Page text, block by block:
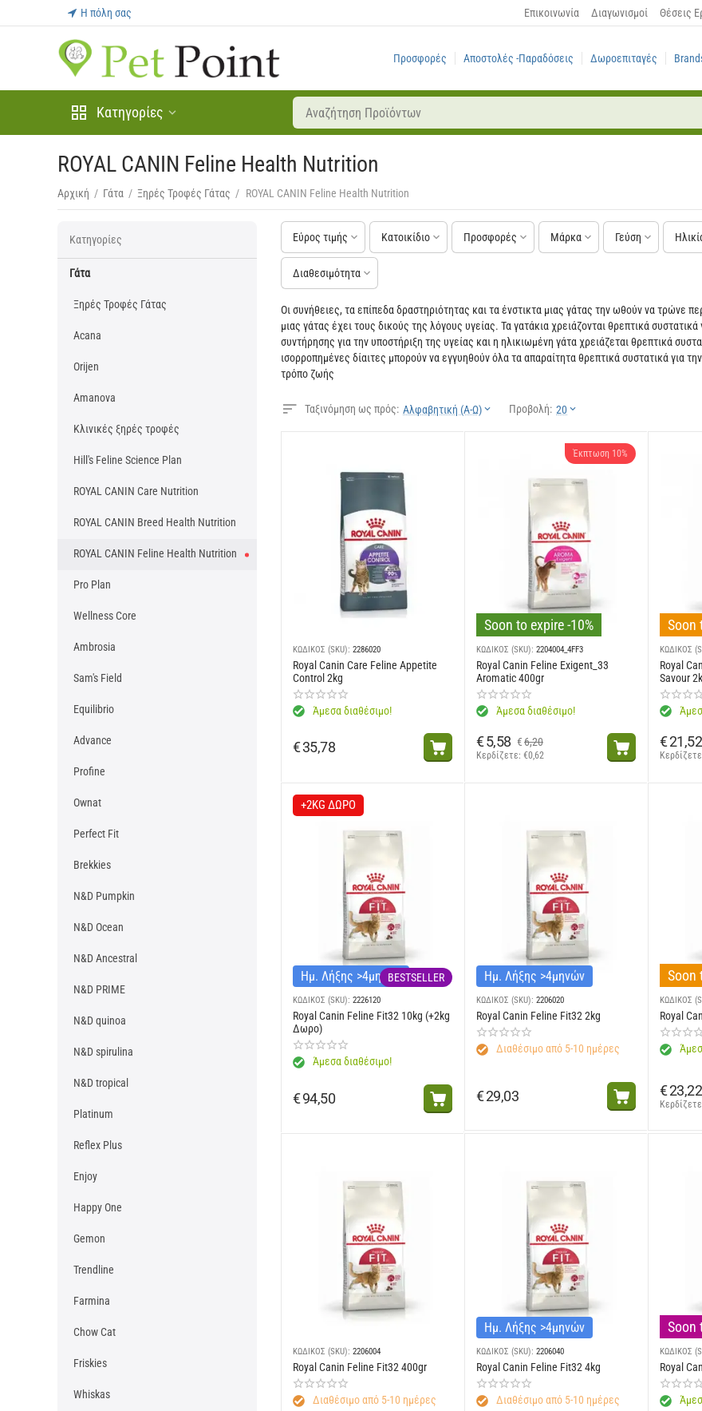
Η πόλη σας Επικοινωνία Διαγωνισμοί Θέσεις
Προσφορές Αποστολές -Παραδόσεις Δωροεπιταγές
Κατηγορίες
ROYAL CANIN Feline Health Nutrition
Αρχική / Γάτα / Ξηρές Τροφές Γάτας / ROYAL CANIN Feline Health Nutrition
Εύρος τιμής Κατοικίδιο Προσφορές Μάρκα Γεύση
Διαθεσιμότητα
Οι συνήθειες, τα επίπεδα δραστηριότητας και τα ένστικτα μιας γάτας την ωθούν να τρώνε
μιας γάτας έχει τους δικούς της λόγους υγείας. Τα γατάκια χρειάζονται θρεπτικά
συντήρησης για την υποστήριξη της υγείας και η ηλικιωμένη γάτα χρειάζεται θρεπτικά
ισορροπημένες δίαιτες μπορούν να εγγυηθούν όλα τα απαραίτητα θρεπτικά συστατικά για
τρόπο ζωής
Ταξινόμηση ως πρός: Αλφαβητική (Α-Ω) Προβολή: 20
ΚΩΔΙΚΟΣ (SKU): 2286020
Royal Canin Care Feline Appetite
Control 2kg
Άμεσα διαθέσιμο!
€35,78
Έκπτωση 10%
Soon to expire -10%
ΚΩΔΙΚΟΣ (SKU): 2204004_4FF3
Royal Canin Feline Exigent_33
Aromatic 400gr
Άμεσα διαθέσιμο!
€6,20
€5,58
Κερδίζετε: €0,62
Soon
ΚΩΔΙΚΟΣ
Royal
Savour
€21,52
+2KG ΔΩΡΟ
Ημ. Λήξης >4μηνώνBESTSELLER
ΚΩΔΙΚΟΣ (SKU): 2226120
Royal Canin Feline Fit32 10kg (+2kg
Δωρο)
Άμεσα διαθέσιμο!
€94,50
Ημ. Λήξης >4μηνών
ΚΩΔΙΚΟΣ (SKU): 2206020
Royal Canin Feline Fit32 2kg
Διαθέσιμο από 5-10 ημέρες
€29,03
Soon
ΚΩΔΙΚΟΣ
Royal
€23,22
ΚΩΔΙΚΟΣ (SKU): 2206004
Royal Canin Feline Fit32 400gr
Διαθέσιμο από 5-10 ημέρες
Ημ. Λήξης >4μηνών
ΚΩΔΙΚΟΣ (SKU): 2206040
Royal Canin Feline Fit32 4kg
Διαθέσιμο από 5-10 ημέρες
Soon
ΚΩΔΙΚΟΣ
Royal
Κατηγορίες
Γάτα
Ξηρές Τροφές Γάτας
Acana
Orijen
Amanova
Κλινικές ξηρές τροφές
Hill's Feline Science Plan
ROYAL CANIN Care Nutrition
ROYAL CANIN Breed Health Nutrition
ROYAL CANIN Feline Health Nutrition
Pro Plan
Wellness Core
Ambrosia
Sam's Field
Equilibrio
Advance
Profine
Ownat
Perfect Fit
Brekkies
N&D Pumpkin
N&D Ocean
N&D Ancestral
N&D PRIME
N&D quinoa
N&D spirulina
N&D tropical
Platinum
Reflex Plus
Enjoy
Happy One
Gemon
Trendline
Farmina
Chow Cat
Friskies
Whiskas